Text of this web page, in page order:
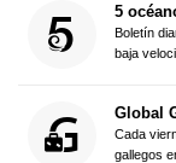
5
Boletín
baja
Global
Cada
gallegos